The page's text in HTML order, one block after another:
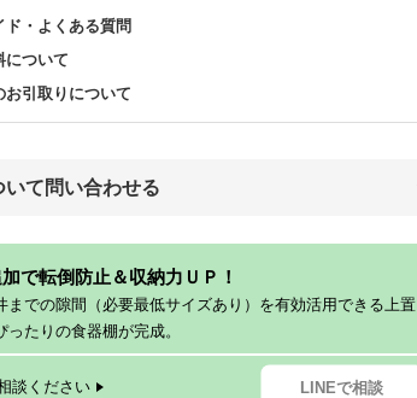
ド・よくある質問
について
お引取りについて
いて問い合わせる
加で転倒防止＆収納力ＵＰ！
までの隙間（必要最低サイズあり）を有効活用できる上置
ったりの食器棚が完成。
談ください LINEで相談